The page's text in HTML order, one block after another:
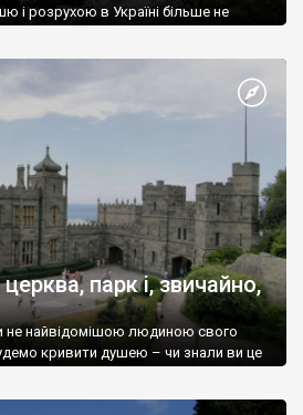
і розрухою в Україні більше не
парк і, звичайно,
не найвідомішою людиною свого
кривити душею – чи знали ви це